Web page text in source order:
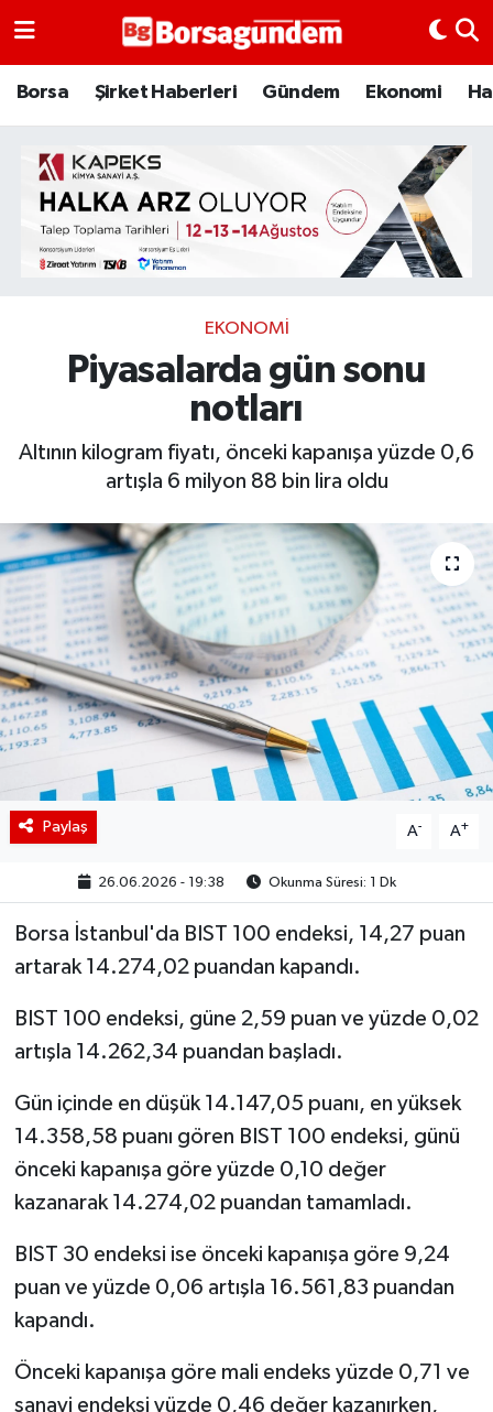
Borsa Şirket Haberleri Gündem Ekonomi
EKONOMI
Piyasalarda gün sonu
notları
Altının kilogram fiyatı, önceki kapanışa yüzde 0,6
artışla 6 milyon 88 bin lira oldu
Paylaş A- A+
26.06.2026 - 19:38 Okunma Süresi: 1 Dk
Borsa İstanbul'da BIST 100 endeksi, 14,27 puan
artarak 14.274,02 puandan kapandı.
BIST 100 endeksi, güne 2,59 puan ve yüzde 0,02
artışla 14.262,34 puandan başladı.
Gün içinde en düşük 14.147,05 puanı, en yüksek
14.358,58 puanı gören BIST 100 endeksi, günü
önceki kapanışa göre yüzde 0,10 değer
kazanarak 14.274,02 puandan tamamladı.
BIST 30 endeksi ise önceki kapanışa göre 9,24
puan ve yüzde 0,06 artışla 16.561,83 puandan
kapandı.
Önceki kapanışa göre mali endeks yüzde 0,71 ve
sanayi endeksi yüzde 0,46 değer kazanırken,
Borsa
Emtia
Galeri
Bitcoin
Şirket Haberleri
Borsa Gundem
BIST 100 Isı Haritası
Coin Isı Haritası
Ekonomik Takvim
Kiripto Para Piyasası
Gizlilik Sözleşmesi
Hakkımızda
İletişim